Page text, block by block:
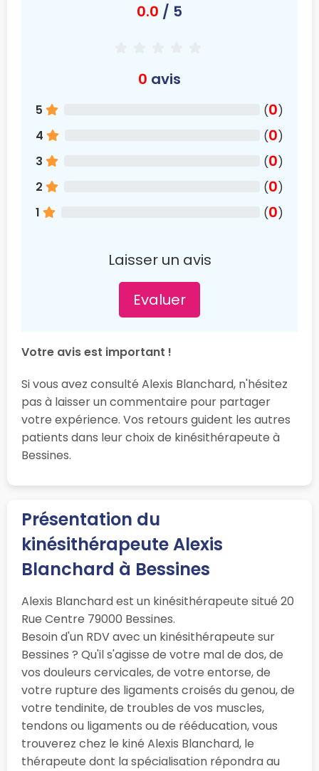
0.0 / 5
0 avis
5 (0)
4
(0)
3
(0)
2
(0)
1
(0)
Laisser un avis
Evaluer
Votre avis est important !
Si vous avez consulté Alexis Blanchard, n'hésitez
pas à laisser un commentaire pour partager
votre expérience. Vos retours guident les autres
patients dans leur choix de kinésithérapeute à
Bessines.
Présentation du
kinésithérapeute Alexis
Blanchard à Bessines
Alexis Blanchard est un kinésithérapeute situé 20
Rue Centre 79000 Bessines.
Besoin d'un RDV avec un kinésithérapeute sur
Bessines ? Qu'il s'agisse de votre mal de dos, de
vos douleurs cervicales, de votre entorse, de
votre rupture des ligaments croisés du genou, de
votre tendinite, de troubles de vos muscles,
tendons ou ligaments ou de rééducation, vous
trouverez chez le kiné Alexis Blanchard, le
thérapeute dont la spécialisation répondra au